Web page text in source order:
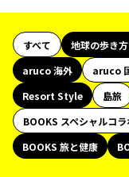
すべて 地球の歩き
aruco 海外
aruco
Resort Style
島旅
BOOKS スペシャルコラ
BOOKS 旅と健康